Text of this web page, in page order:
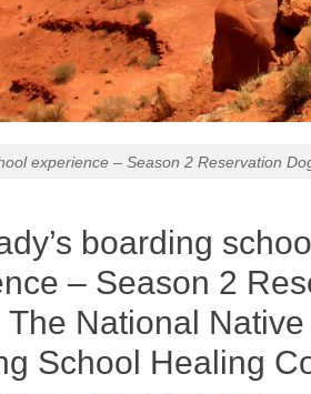
experience – Season 2 Reservation
boarding
– Season 2
The National
School Healing